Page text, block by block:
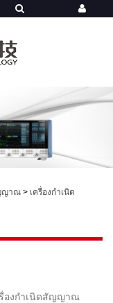
ญาณ > เครื่องกำเนิด
รื่องกำเนิดสัญญาณ